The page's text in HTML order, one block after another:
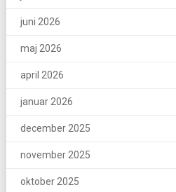
juni 2026
maj 2026
april 2026
januar 2026
december 2025
november 2025
oktober 2025